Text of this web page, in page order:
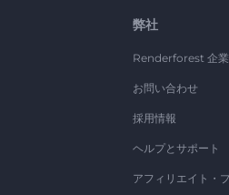
弊社
Renderforest 企
お問い合わせ
採用情報
ヘルプとサポート
アフィリエイト・